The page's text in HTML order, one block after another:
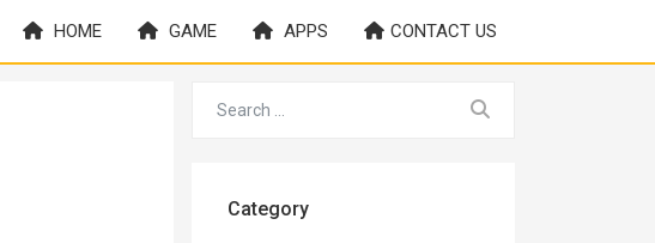
HOME GAME APPS CONTACT US
Category